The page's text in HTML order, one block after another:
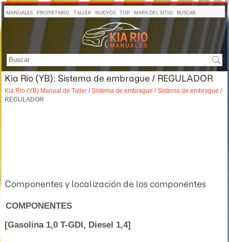
MANUALES PROPIETARIO TALLER NUEVOS TOP MAPA DEL SITIO BUSCAR
Kia Rio (YB): Sistema de embrague / REGULADOR
Kia Rio (YB) Manual de Taller /Sistema de embrague /Sistema de embrague /
REGULADOR
Componentes y localización de los componentes
COMPONENTES
[Gasolina 1,0 T-GDI, Diesel 1,4]